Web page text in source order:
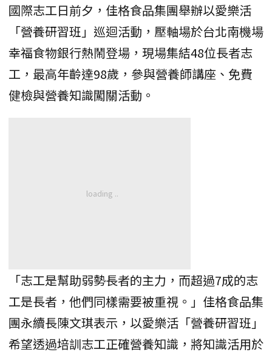
國際志工日前夕，佳格食品集團舉辦以愛樂活
「營養研習班」巡迴活動，壓軸場於台北南機場
幸福食物銀行熱鬧登場，現場集結48位長者志
工，最高年齡達98歲，參與營養師講座、免費
健檢與營養知識闖關活動。
「志工是幫助弱勢長者的主力，而超過7成的志
工是長者，他們同樣需要被重視。」佳格食品集
團永續長陳文琪表示，以愛樂活「營養研習班」
希望透過培訓志工正確營養知識，將知識活用於